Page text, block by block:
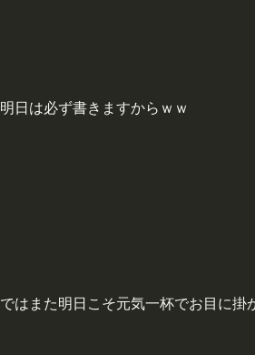
明日は必ず書きますからｗｗ
ではまた明日こそ元気一杯でお目に